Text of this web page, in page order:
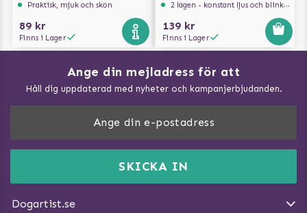
Praktisk, mjuk och skön
89 kr
Finns i Lager
2 lägen - konstant ljus och blinkande ljus
139 kr
Finns i Lager
Ange din mejladress för att
Håll dig uppdaterad med nyheter och kampanjerbjudanden.
SKICKA IN
Dogartist.se
DogArtist.se drivs av:
E-post:info@dogartist.se
Vad kan hundar äta?
Träna Nose Work hemma
Så gör du promenaden roligare